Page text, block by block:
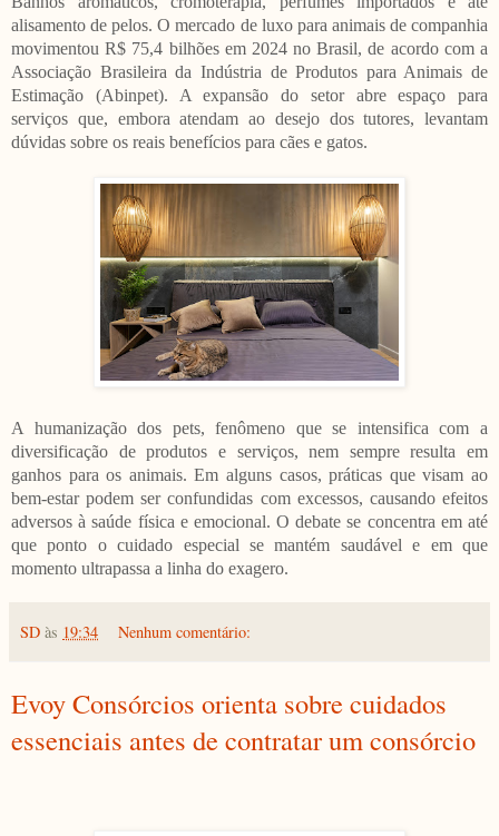
alisamento de pelos. O mercado de luxo para animais de companhia
movimentou R$ 75,4 bilhões em 2024 no Brasil, de acordo com a
Associação Brasileira da Indústria de Produtos para Animais de
Estimação (Abinpet). A expansão do setor abre espaço para
serviços que, embora atendam ao desejo dos tutores, levantam
dúvidas sobre os reais benefícios para cães e gatos.
A humanização dos pets, fenômeno que se intensifica com a
diversificação de produtos e serviços, nem sempre resulta em
ganhos para os animais. Em alguns casos, práticas que visam ao
bem-estar podem ser confundidas com excessos, causando efeitos
adversos à saúde física e emocional. O debate se concentra em até
que ponto o cuidado especial se mantém saudável e em que
momento ultrapassa a linha do exagero.
SD às 19:34 Nenhum comentário:
Evoy Consórcios orienta sobre cuidados
essenciais antes de contratar um consórcio